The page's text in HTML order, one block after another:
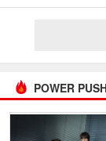
POWER